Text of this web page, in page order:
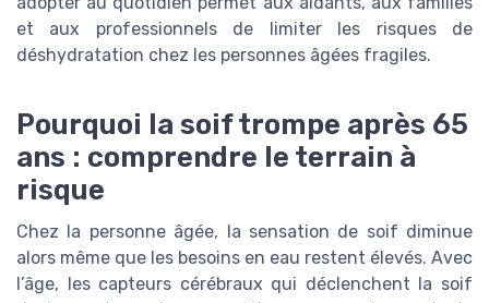
et aux professionnels de limiter les risques de
déshydratation chez les personnes âgées fragiles.
Pourquoi la soif trompe après 65
ans : comprendre le terrain à
risque
Chez la personne âgée, la sensation de soif diminue
alors même que les besoins en eau restent élevés. Avec
l’âge, les capteurs cérébraux qui déclenchent la soif